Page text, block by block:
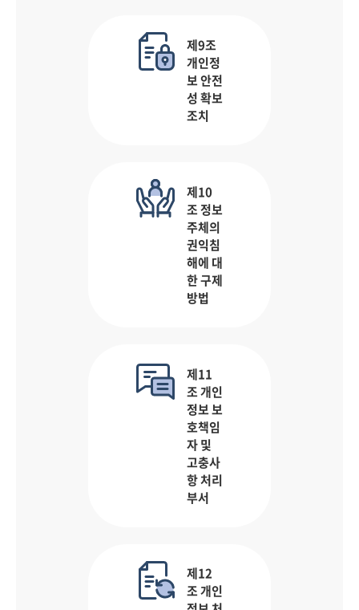
제9조
개인정
보 안전
성 확보
조치
제10
조 정보
주체의
권익침
해에 대
한 구제
방법
제11
조 개인
정보 보
호책임
자 및
고충사
항 처리
부서
제12
조 개인